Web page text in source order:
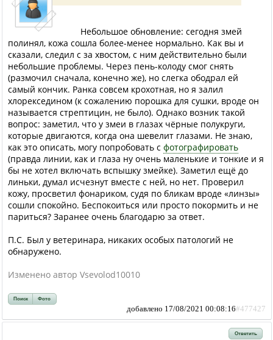
Небольшое обновление: сегодня змей
полинял, кожа сошла более-менее нормально. Как вы и
сказали, следил с за хвостом, с ним действительно были
небольшие проблемы. Через пень-колоду смог снять
(размочил сначала, конечно же), но слегка ободрал ей
самый кончик. Ранка совсем крохотная, но я залил
хлорекседином (к сожалению порошка для сушки, вроде он
называется стрептицин, не было). Однако возник такой
вопрос: заметил, что у змеи в глазах чёрные полукруги,
которые двигаются, когда она шевелит глазами. Не знаю,
как это описать, могу попробовать с фотографировать
(правда линии, как и глаза ну очень маленькие и тонкие и я
бы не хотел включать вспышку змейке). Заметил ещё до
линьки, думал исчезнут вместе с ней, но нет. Проверил
кожу, просветил фонариком, судя по бликам вроде «линзы»
сошли спокойно. Беспокоиться или просто покормить и не
париться? Заранее очень благодарю за ответ.
П.С. Был у ветеринара, никаких особых патологий не
обнаружено.
Изменено автор Vsevolod10010
Поиск Фото
добавлено 17/08/2021 00:08:16#477427
Ответить